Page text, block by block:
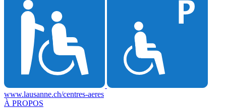
www.lausanne.ch/centres-aeres
À PROPOS